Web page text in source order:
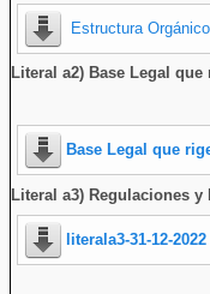
Estructura
Literal a2) Base Legal
Base Legal que
Literal a3) Regulaciones
literala3-31-12-2022